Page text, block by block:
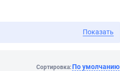
Показать
Сортировка: По умолчанию